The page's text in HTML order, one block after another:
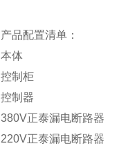
产品配置清单：
本体
控制柜
控制器
380V正泰漏电断路器
220V正泰漏电断路器